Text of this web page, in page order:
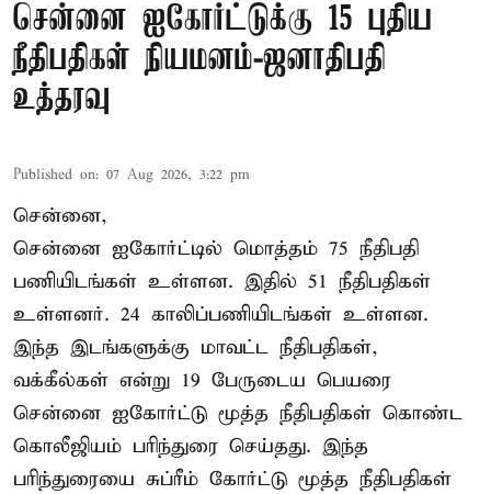
சென்னை ஐகோர்ட்டுக்கு 15 புதிய
நீதிபதிகள் நியமனம்-ஜனாதிபதி
உத்தரவு
Published on: 07 Aug 2026, 3:22 pm
சென்னை,
சென்னை ஐகோர்ட்டில் மொத்தம் 75 நீதிபதி
பணியிடங்கள் உள்ளன. இதில் 51 நீதிபதிகள்
உள்ளனர். 24 காலிப்பணியிடங்கள் உள்ளன.
இந்த இடங்களுக்கு மாவட்ட நீதிபதிகள்,
வக்கீல்கள் என்று 19 பேருடைய பெயரை
சென்னை ஐகோர்ட்டு மூத்த நீதிபதிகள் கொண்ட
கொலீஜியம் பரிந்துரை செய்தது. இந்த
பரிந்துரையை சுப்ரீம் கோர்ட்டு மூத்த நீதிபதிகள்